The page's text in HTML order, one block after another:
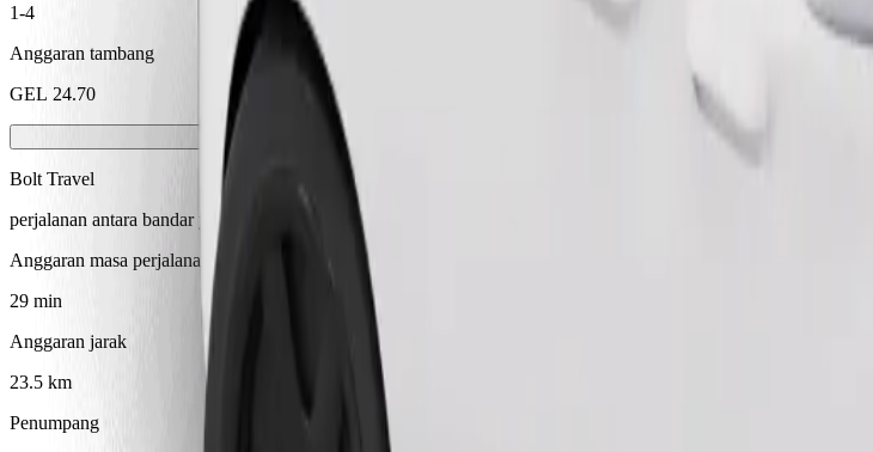
1-4
Anggaran tambang
GEL 24.70
Bolt Travel
perjalanan antara bandar yang selesa
Anggaran masa perjalanan
29 min
Anggaran jarak
23.5 km
Penumpang